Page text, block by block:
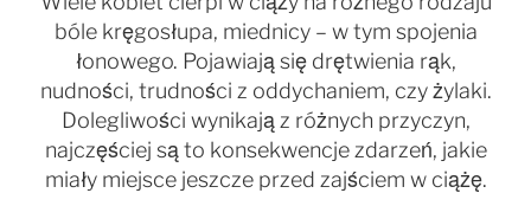
bóle kręgosłupa, miednicy – w tym spojenia
łonowego. Pojawiają się drętwienia rąk,
nudności, trudności z oddychaniem, czy żylaki.
Dolegliwości wynikają z różnych przyczyn,
najczęściej są to konsekwencje zdarzeń, jakie
miały miejsce jeszcze przed zajściem w ciążę.